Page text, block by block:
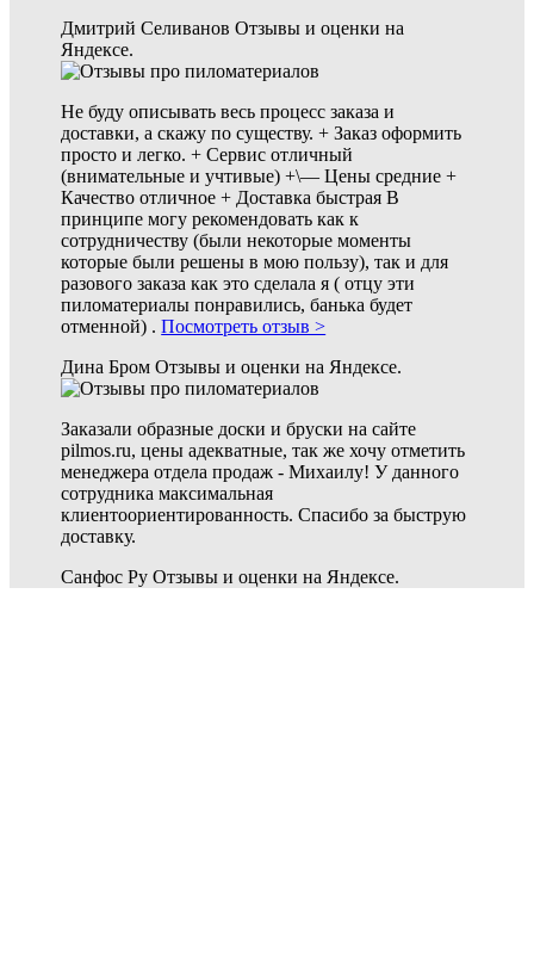
Дмитрий СеливановОтзывы и оценки на
Яндексе.
Не буду описывать весь процесс заказа и
доставки, а скажу по существу. + Заказ оформить
просто и легко. + Сервис отличный
(внимательные и учтивые) +\— Цены средние +
Качество отличное + Доставка быстрая В
принципе могу рекомендовать как к
сотрудничеству (были некоторые моменты
которые были решены в мою пользу), так и для
разового заказа как это сделала я ( отцу эти
пиломатериалы понравились, банька будет
отменной) .Посмотреть отзыв >
Дина БромОтзывы и оценки на Яндексе.
Заказали образные доски и бруски на сайте
pilmos.ru, цены адекватные, так же хочу отметить
менеджера отдела продаж - Михаилу! У данного
сотрудника максимальная
клиентоориентированность. Спасибо за быструю
доставку.
Санфос РуОтзывы и оценки на Яндексе.